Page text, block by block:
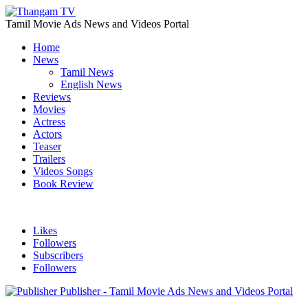
Tamil Movie Ads News and Videos Portal
Home
News
Tamil News
English News
Reviews
Movies
Actress
Actors
Teaser
Trailers
Videos Songs
Book Review
Likes
Followers
Subscribers
Followers
Publisher - Tamil Movie Ads News and Videos Portal